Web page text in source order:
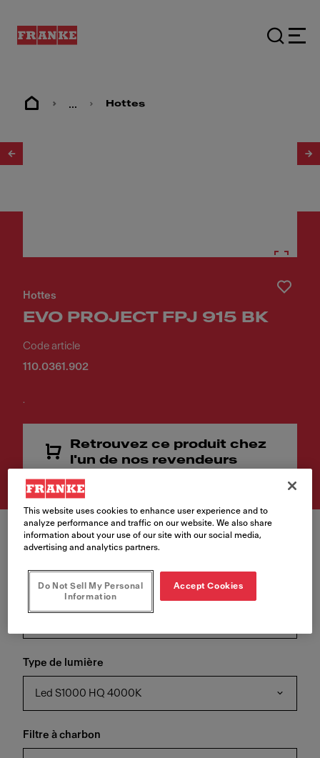
... Hottes
Hottes
EVO PROJECT FPJ 915 BK
Code article
110.0361.902
.
Retrouvez ce produit chez
l'un de nos revendeurs
Finition
Type de lumière
Led S1000 HQ 4000K
Filtre à charbon
This website uses cookies to enhance user experience and to
analyze performance and traffic on our website. We also share
information about your use of our site with our social media,
advertising and analytics partners.
Do Not Sell My Personal
Information
Accept Cookies